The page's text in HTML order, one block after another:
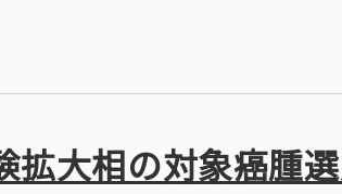
拡大相の対象癌腫